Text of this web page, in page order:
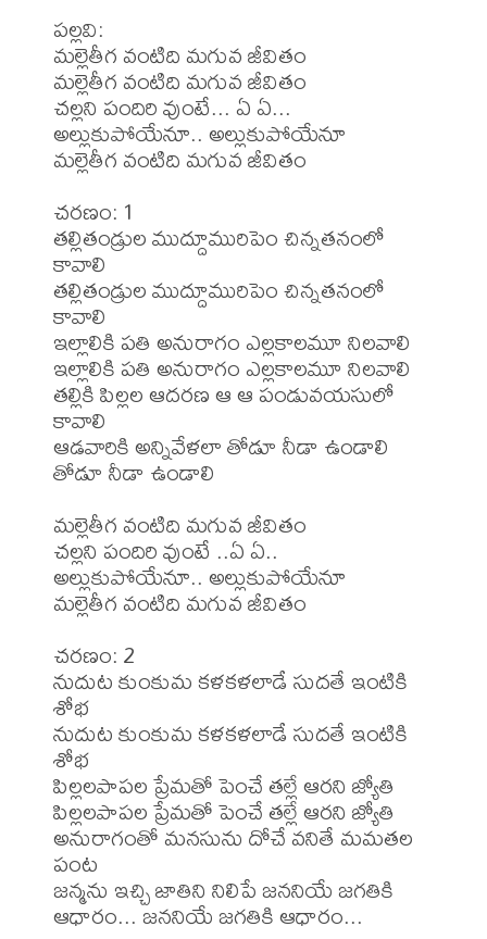
పల్లవి:
మల్లెతీగ వంటిది మగువ జీవితం
మల్లెతీగ వంటిది మగువ జీవితం
చల్లని పందిరి వుంటే... ఏ ఏ...
అల్లుకుపోయేనూ.. అల్లుకుపోయేనూ
మల్లెతీగ వంటిది మగువ జీవితం
చరణం: 1
తల్లితండ్రుల ముద్దూమురిపెం చిన్నతనంలో
కావాలి
తల్లితండ్రుల ముద్దూమురిపెం చిన్నతనంలో
కావాలి
ఇల్లాలికి పతి అనురాగం ఎల్లకాలమూ నిలవాలి
ఇల్లాలికి పతి అనురాగం ఎల్లకాలమూ నిలవాలి
తల్లికి పిల్లల ఆదరణ ఆ ఆ పండువయసులో
కావాలి
ఆడవారికి అన్నివేళలా తోడూ నీడా ఉండాలి
తోడూ నీడా ఉండాలి
మల్లెతీగ వంటిది మగువ జీవితం
చల్లని పందిరి వుంటే ..ఏ ఏ..
అల్లుకుపోయేనూ.. అల్లుకుపోయేనూ
మల్లెతీగ వంటిది మగువ జీవితం
చరణం: 2
నుదుట కుంకుమ కళకళలాడే సుదతే ఇంటికి
శోభ
నుదుట కుంకుమ కళకళలాడే సుదతే ఇంటికి
శోభ
పిల్లలపాపల ప్రేమతో పెంచే తల్లే ఆరని జ్యోతి
పిల్లలపాపల ప్రేమతో పెంచే తల్లే ఆరని జ్యోతి
అనురాగంతో మనసును దోచే వనితే మమతల
పంట
జన్మను ఇచ్చి జాతిని నిలిపే జననియే జగతికి
ఆధారం... జననియే జగతికి ఆధారం...